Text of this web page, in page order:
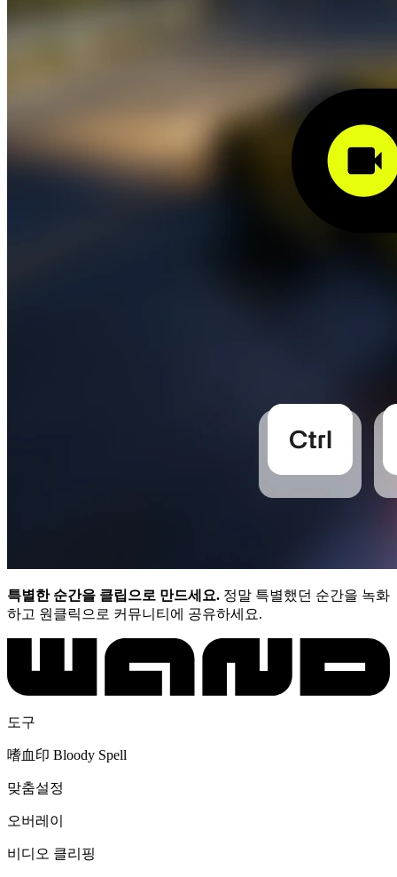
특별한 순간을 클립으로 만드세요. 정말 특별했던 순간을 녹화
하고 원클릭으로 커뮤니티에 공유하세요.
도구
嗜血印 Bloody Spell
맞춤설정
오버레이
비디오 클리핑